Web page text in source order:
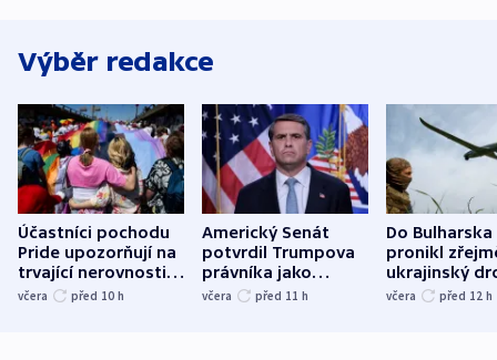
Výběr redakce
Účastníci pochodu
Pride upozorňují na
trvající nerovnosti i
společenskou
včera před 10 h
Americký Senát
potvrdil Trumpova
právníka jako
ministra
včera před 11 h
Do Bulharska
pronikl
ukrajinský
explodoval
včera před 12 h